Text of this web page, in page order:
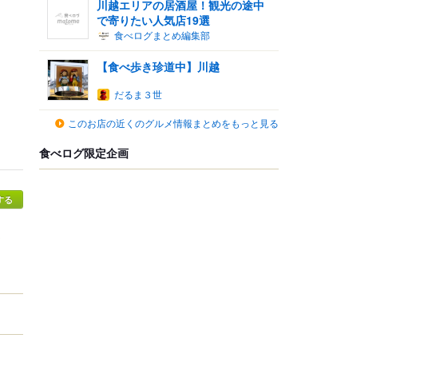
川越エリアの居酒屋！観光の途中
で寄りたい人気店19選
食べログまとめ編集部
【食べ歩き珍道中】川越
だるま３世
このお店の近くのグルメ情報まとめをもっと見る
食べログ限定企画